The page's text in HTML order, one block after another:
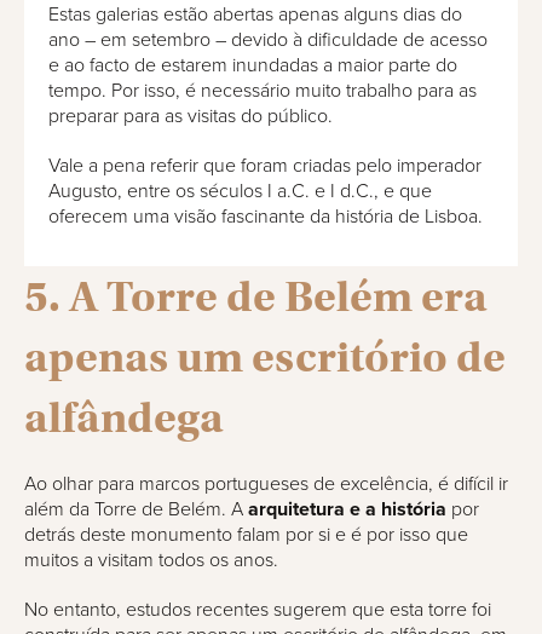
Estas galerias estão abertas apenas alguns dias do
ano – em setembro – devido à dificuldade de acesso
e ao facto de estarem inundadas a maior parte do
tempo. Por isso, é necessário muito trabalho para as
preparar para as visitas do público.
Vale a pena referir que foram criadas pelo imperador
Augusto, entre os séculos I a.C. e I d.C., e que
oferecem uma visão fascinante da história de Lisboa.
5. A Torre de Belém era
apenas um escritório de
alfândega
Ao olhar para marcos portugueses de excelência, é difícil ir
além da Torre de Belém. A arquitetura e a história por
detrás deste monumento falam por si e é por isso que
muitos a visitam todos os anos.
No entanto, estudos recentes sugerem que esta torre foi